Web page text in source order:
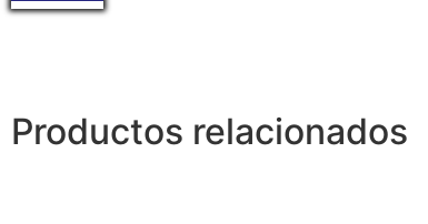
Productos relacionados